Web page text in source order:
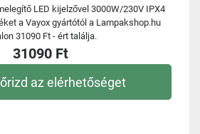
LED kijelzővel 3000W/230V IPX4
a Vayox gyártótól a Lampakshop.hu
31090 Ft - ért találja.
31090 Ft
az elérhetőséget